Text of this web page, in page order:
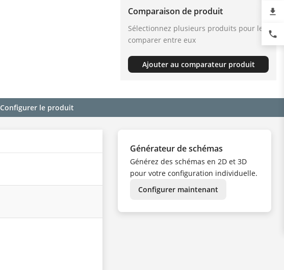
Comparaison de produit
Sélectionnez plusieurs produits pour les
comparer entre eux
Ajouter au comparateur produit
Configurer le produit
Générateur de schémas
Générez des schémas en 2D et 3D
pour votre configuration individuelle.
Configurer maintenant
file_download
phone